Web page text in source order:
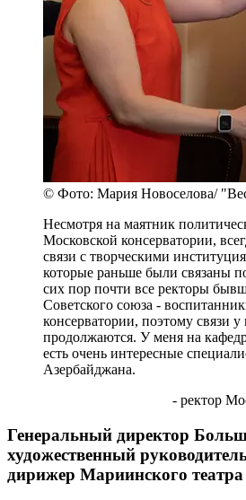
© Фото: Мария Новоселова/
Несмотря на маятник
Московской консерватории,
связи с творческими
которые раньше были связаны
сих пор почти все ректоры
Советского союза -
консерватории, поэтому связи у
продолжаются. У меня на
есть очень интересные
Азербайджана.
- ректор
Генеральный директор
художественный
дирижер Мариинского